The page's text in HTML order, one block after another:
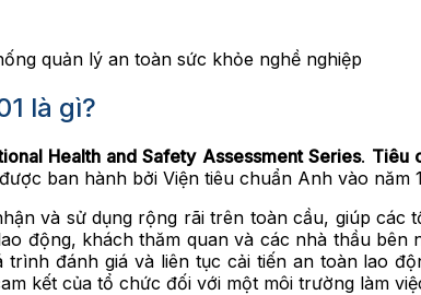
quản lý an toàn sức khỏe nghề nghiệp
là gì?
Health and Safety Assessment Series. Tiêu
ban hành bởi Viện tiêu chuẩn Anh vào năm
và sử dụng rộng rãi trên toàn cầu, giúp
động, khách thăm quan và các nhà thầu bên
trình đánh giá và liên tục cải tiến an toàn lao
kết của tổ chức đối với một môi trường làm